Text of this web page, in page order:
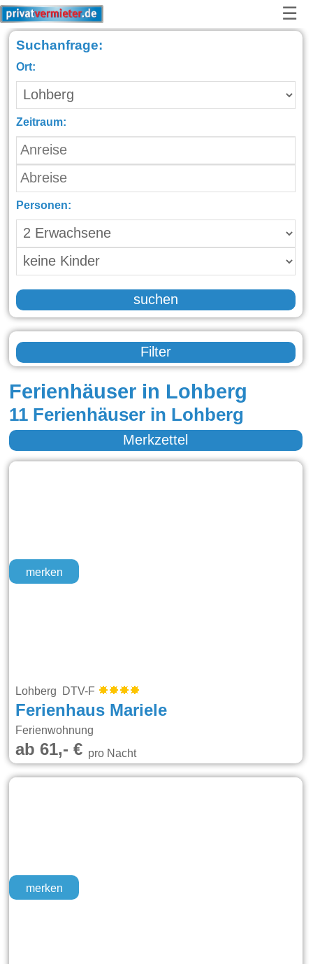
☰
Suchanfrage:
Ort:
Zeitraum:
Personen:
suchen
Filter
Ferienhäuser in Lohberg
11 Ferienhäuser in Lohberg
Merkzettel
merken
Lohberg DTV-F
Ferienhaus Mariele
Ferienwohnung
ab 61,- €pro Nacht
merken